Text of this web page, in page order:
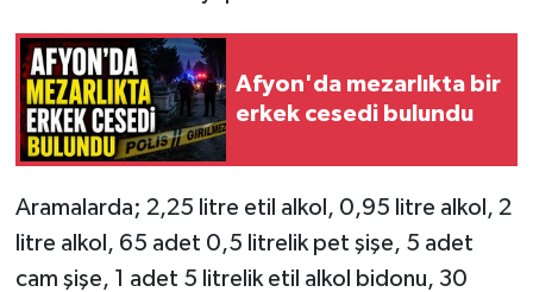
Afyon'da mezarlıkta bir
erkek cesedi bulundu
Aramalarda; 2,25 litre etil alkol, 0,95 litre alkol, 2
litre alkol, 65 adet 0,5 litrelik pet şişe, 5 adet
cam şişe, 1 adet 5 litrelik etil alkol bidonu, 30